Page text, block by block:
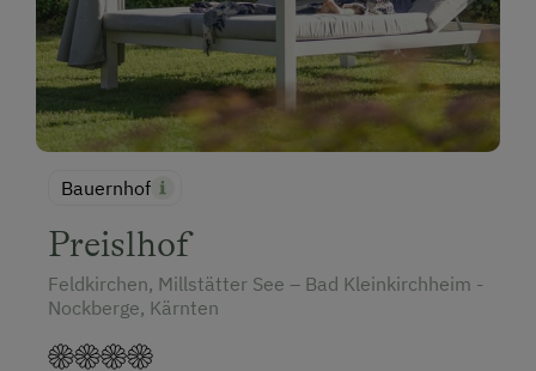
Bauernhof
Preislhof
Feldkirchen, Millstätter See – Bad Kleinkirchheim -
Nockberge, Kärnten